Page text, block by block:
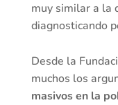
muy similar a la
diagnosticando
Desde la
muchos los
masivos en la